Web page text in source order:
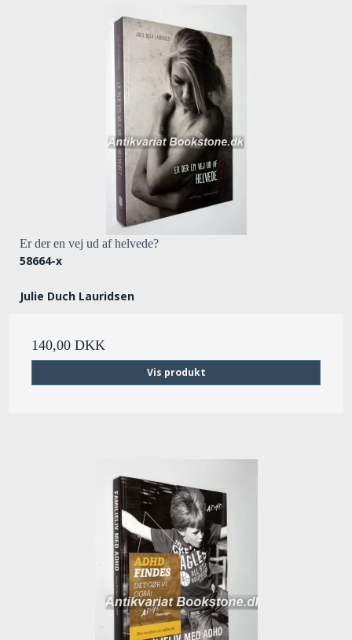
Er der en vej ud af helvede?
58664-x
Julie Duch Lauridsen
140,00 DKK
Vis produkt